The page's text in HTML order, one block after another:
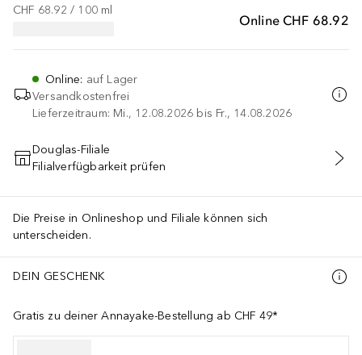
Online CHF 68.92
CHF 68.92 / 100 ml
Online: auf Lager
Versandkostenfrei
Lieferzeitraum: Mi., 12.08.2026 bis Fr., 14.08.2026
IN DEN WARENKORB
Douglas-Filiale
Filialverfügbarkeit prüfen
Die Preise in Onlineshop und Filiale können sich
unterscheiden.
DEIN GESCHENK
Gratis zu deiner Annayake-Bestellung ab CHF 49*